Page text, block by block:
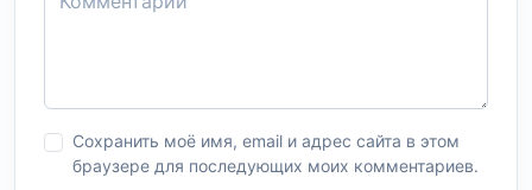
Сохранить моё имя, email и адрес сайта в этом
браузере для последующих моих комментариев.